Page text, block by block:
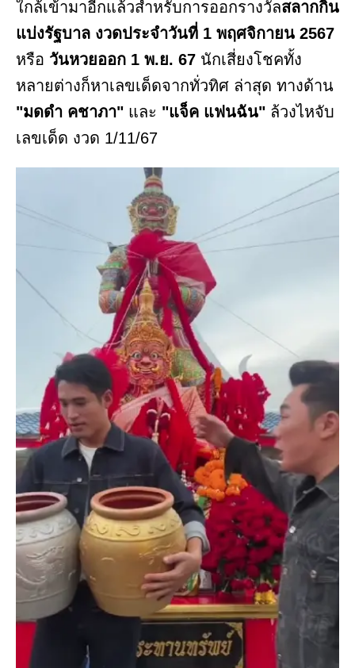
ใกล้เข้ามาอีกแล้วสำหรับการออกรางวัลสลากกิน
แบ่งรัฐบาล งวดประจำวันที่ 1 พฤศจิกายน 2567
หรือ วันหวยออก 1 พ.ย. 67 นักเสี่ยงโชคทั้ง
หลายต่างก็หาเลขเด็ดจากทั่วทิศ ล่าสุด ทางด้าน
"มดดำ คชาภา" และ "แจ็ค แฟนฉัน" ล้วงไหจับ
เลขเด็ด งวด 1/11/67